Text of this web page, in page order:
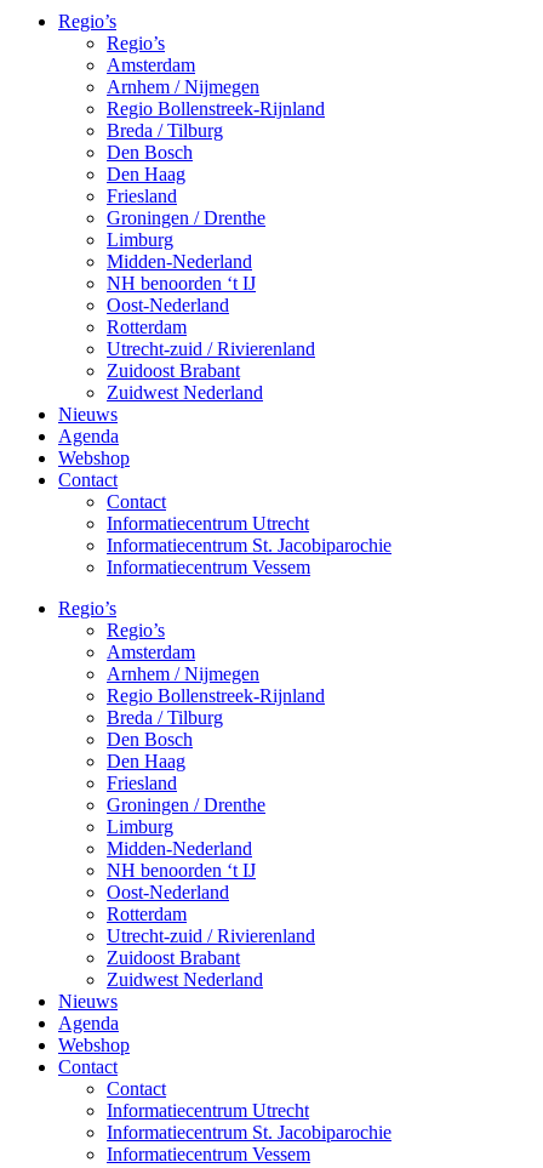
Regio’s
Regio’s
Amsterdam
Arnhem / Nijmegen
Regio Bollenstreek-Rijnland
Breda / Tilburg
Den Bosch
Den Haag
Friesland
Groningen / Drenthe
Limburg
Midden-Nederland
NH benoorden ‘t IJ
Oost-Nederland
Rotterdam
Utrecht-zuid / Rivierenland
Zuidoost Brabant
Zuidwest Nederland
Nieuws
Agenda
Webshop
Contact
Contact
Informatiecentrum Utrecht
Informatiecentrum St. Jacobiparochie
Informatiecentrum Vessem
Regio’s
Regio’s
Amsterdam
Arnhem / Nijmegen
Regio Bollenstreek-Rijnland
Breda / Tilburg
Den Bosch
Den Haag
Friesland
Groningen / Drenthe
Limburg
Midden-Nederland
NH benoorden ‘t IJ
Oost-Nederland
Rotterdam
Utrecht-zuid / Rivierenland
Zuidoost Brabant
Zuidwest Nederland
Nieuws
Agenda
Webshop
Contact
Contact
Informatiecentrum Utrecht
Informatiecentrum St. Jacobiparochie
Informatiecentrum Vessem